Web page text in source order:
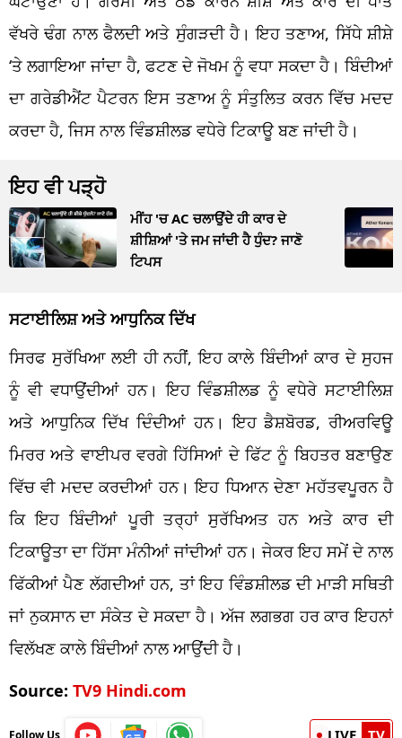
ਵੱਖਰੇ ਢੰਗ ਨਾਲ ਫੈਲਦੀ ਅਤੇ ਸੁੰਗੜਦੀ ਹੈ। ਇਹ ਤਣਾਅ, ਸਿੱਧੇ ਸ਼ੀਸ਼ੇ
‘ਤੇ ਲਗਾਇਆ ਜਾਂਦਾ ਹੈ, ਫਟਣ ਦੇ ਜੋਖਮ ਨੂੰ ਵਧਾ ਸਕਦਾ ਹੈ। ਬਿੰਦੀਆਂ
ਦਾ ਗਰੇਡੀਐਂਟ ਪੈਟਰਨ ਇਸ ਤਣਾਅ ਨੂੰ ਸੰਤੁਲਿਤ ਕਰਨ ਵਿੱਚ ਮਦਦ
ਕਰਦਾ ਹੈ, ਜਿਸ ਨਾਲ ਵਿੰਡਸ਼ੀਲਡ ਵਧੇਰੇ ਟਿਕਾਊ ਬਣ ਜਾਂਦੀ ਹੈ।
ਇਹ ਵੀ ਪੜ੍ਹੋ
ਮੀਂਹ 'ਚ AC ਚਲਾਉਂਦੇ ਹੀ ਕਾਰ ਦੇ
ਸ਼ੀਸ਼ਿਆਂ 'ਤੇ ਜਮ ਜਾਂਦੀ ਹੈ ਧੁੰਦ? ਜਾਣੋ
ਟਿਪਸ
ਸਟਾਈਲਿਸ਼ ਅਤੇ ਆਧੁਨਿਕ ਦਿੱਖ
ਸਿਰਫ ਸੁਰੱਖਿਆ ਲਈ ਹੀ ਨਹੀਂ, ਇਹ ਕਾਲੇ ਬਿੰਦੀਆਂ ਕਾਰ ਦੇ ਸੁਹਜ
ਨੂੰ ਵੀ ਵਧਾਉਂਦੀਆਂ ਹਨ। ਇਹ ਵਿੰਡਸ਼ੀਲਡ ਨੂੰ ਵਧੇਰੇ ਸਟਾਈਲਿਸ਼
ਅਤੇ ਆਧੁਨਿਕ ਦਿੱਖ ਦਿੰਦੀਆਂ ਹਨ। ਇਹ ਡੈਸ਼ਬੋਰਡ, ਰੀਅਰਵਿਊ
ਮਿਰਰ ਅਤੇ ਵਾਈਪਰ ਵਰਗੇ ਹਿੱਸਿਆਂ ਦੇ ਫਿੱਟ ਨੂੰ ਬਿਹਤਰ ਬਣਾਉਣ
ਵਿੱਚ ਵੀ ਮਦਦ ਕਰਦੀਆਂ ਹਨ। ਇਹ ਧਿਆਨ ਦੇਣਾ ਮਹੱਤਵਪੂਰਨ ਹੈ
ਕਿ ਇਹ ਬਿੰਦੀਆਂ ਪੂਰੀ ਤਰ੍ਹਾਂ ਸੁਰੱਖਿਅਤ ਹਨ ਅਤੇ ਕਾਰ ਦੀ
ਟਿਕਾਊਤਾ ਦਾ ਹਿੱਸਾ ਮੰਨੀਆਂ ਜਾਂਦੀਆਂ ਹਨ। ਜੇਕਰ ਇਹ ਸਮੇਂ ਦੇ ਨਾਲ
ਫਿੱਕੀਆਂ ਪੈਣ ਲੱਗਦੀਆਂ ਹਨ, ਤਾਂ ਇਹ ਵਿੰਡਸ਼ੀਲਡ ਦੀ ਮਾੜੀ ਸਥਿਤੀ
ਜਾਂ ਨੁਕਸਾਨ ਦਾ ਸੰਕੇਤ ਦੇ ਸਕਦਾ ਹੈ। ਅੱਜ ਲਗਭਗ ਹਰ ਕਾਰ ਇਹਨਾਂ
ਵਿਲੱਖਣ ਕਾਲੇ ਬਿੰਦੀਆਂ ਨਾਲ ਆਉਂਦੀ ਹੈ।
Source: TV9 Hindi.com
Follow Us